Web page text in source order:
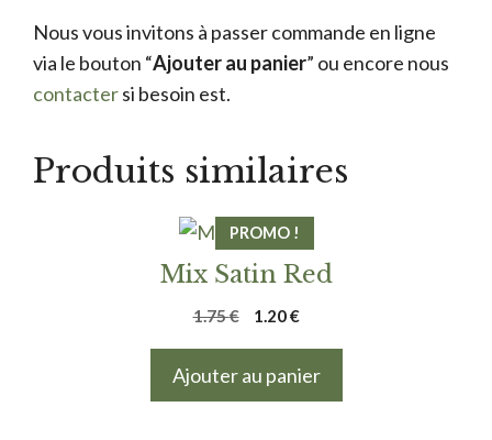
Nous vous invitons à passer commande en ligne
via le bouton “Ajouter au panier” ou encore nous
contactersi besoin est.
Produits similaires
PROMO !
Mix Satin Red
1.75€
Le
1.20€Le
actuel
Ajouter au panier